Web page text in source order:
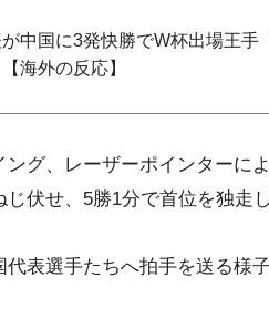
中国に3発快勝でW杯出場王手
海外の反応】
グ、レーザーポインターに
伏せ、5勝1分で首位を独走し
表選手たちへ拍手を送る様